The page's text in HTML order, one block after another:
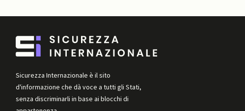
Sicurezza Internazionale è il sito
d'informazione che dà voce a tutti gli Stati,
senza discriminarli in base ai blocchi di